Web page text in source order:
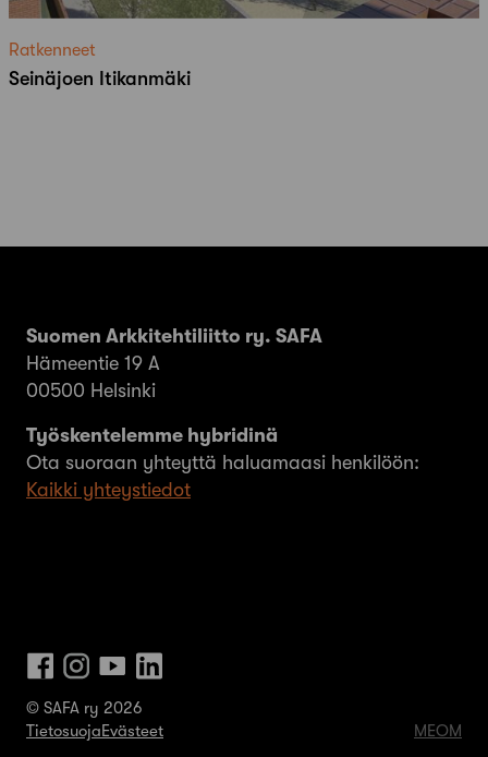
Ratkenneet
Seinäjoen Itikanmäki
Suomen Arkkitehtiliitto ry. SAFA
Hämeentie 19 A
00500 Helsinki
Työskentelemme hybridinä
Ota suoraan yhteyttä haluamaasi henkilöön:
Kaikki yhteystiedot
© SAFA ry 2026
TietosuojaEvästeet MEOM